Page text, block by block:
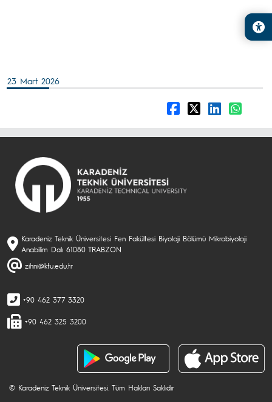
23 Mart 2026
Karadeniz Teknik Üniversitesi Fen Fakültesi Biyoloji Bölümü Mikrobiyoloji
Anabilim Dalı 61080 TRABZON
zihni@ktu.edu.tr
+90 462 377 3320
+90 462 325 3200
© Karadeniz Teknik Üniversitesi. Tüm Hakları Saklıdır